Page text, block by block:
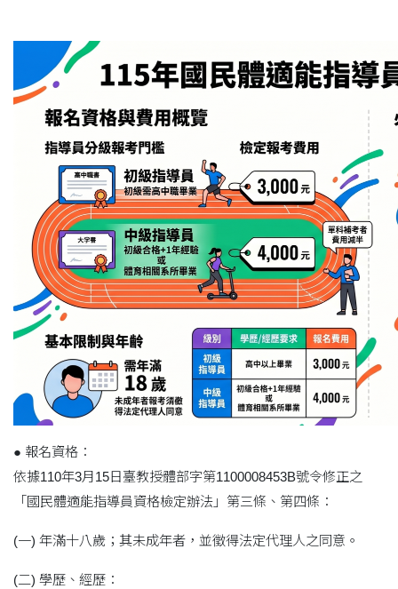
● 報名資格：
依據110年3月15日臺教授體部字第1100008453B號令修正之
「國民體適能指導員資格檢定辦法」第三條、第四條：
(一) 年滿十八歲；其未成年者，並徵得法定代理人之同意。
(二) 學歷、經歷：